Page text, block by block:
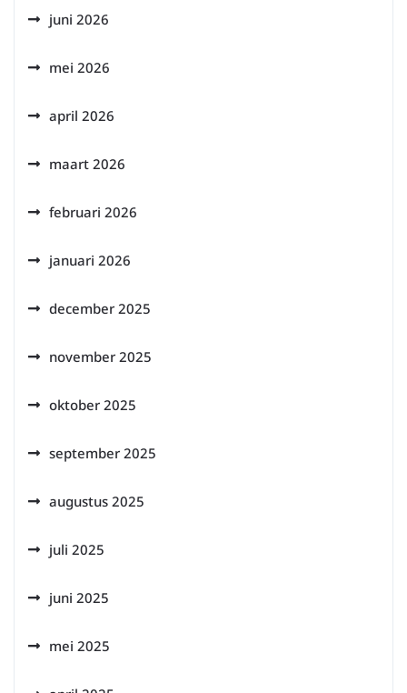
juni 2026
mei 2026
april 2026
maart 2026
februari 2026
januari 2026
december 2025
november 2025
oktober 2025
september 2025
augustus 2025
juli 2025
juni 2025
mei 2025